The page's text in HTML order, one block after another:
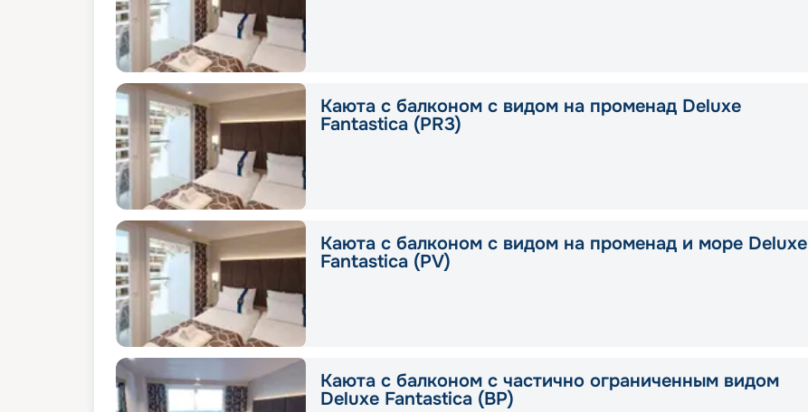
Каюта с балконом с видом на променад Deluxe
Fantastica (PR3)
Каюта с балконом с видом на променад и море Deluxe
Fantastica (PV)
Каюта с балконом с частично ограниченным видом
Deluxe Fantastica (BP)